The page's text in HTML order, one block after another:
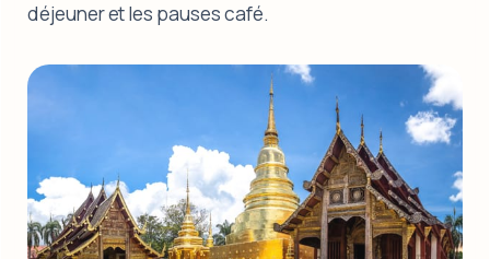
déjeuner et les pauses café.